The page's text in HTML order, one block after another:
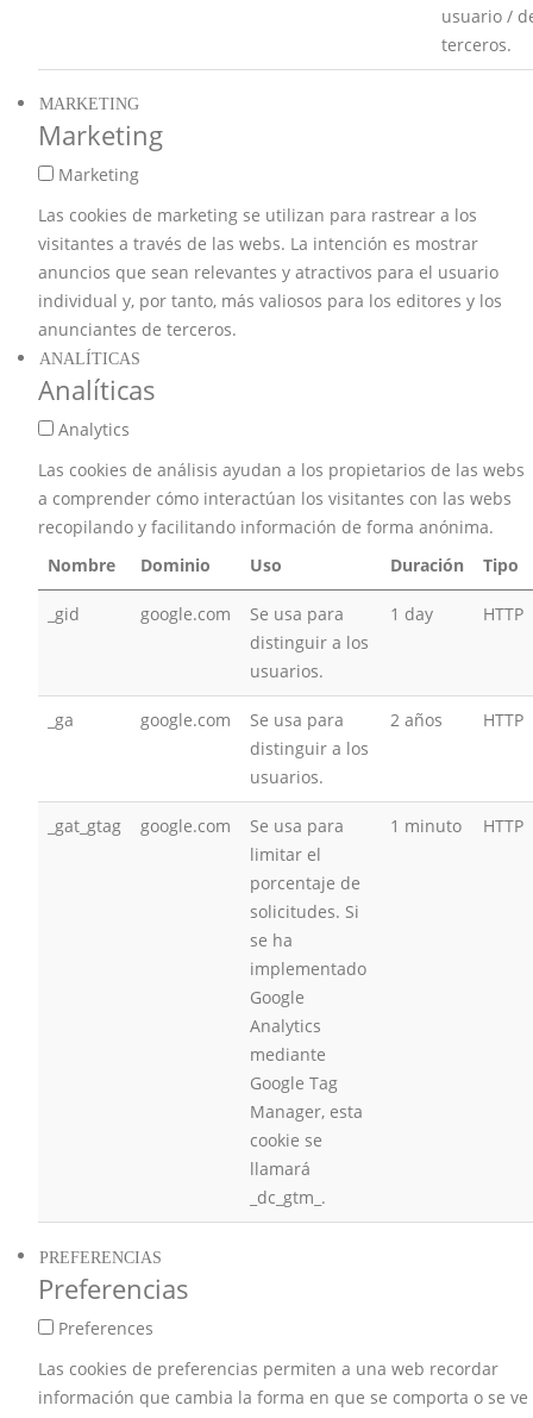
usuario /
terceros.
MARKETING
Marketing
Marketing
Las cookies de marketing se utilizan para rastrear a los
visitantes a través de las webs. La intención es mostrar
anuncios que sean relevantes y atractivos para el usuario
individual y, por tanto, más valiosos para los editores y los
anunciantes de terceros.
ANALÍTICAS
Analíticas
Analytics
Las cookies de análisis ayudan a los propietarios de las webs
a comprender cómo interactúan los visitantes con las webs
recopilando y facilitando información de forma anónima.
Nombre
Dominio Uso Duración Tipo
_gid google.com
Se usa para
distinguir a los
usuarios.
1 day HTTP
_ga google.com
Se usa para
distinguir a los
usuarios.
2 años HTTP
_gat_gtag google.com
Se usa para
limitar el
porcentaje de
solicitudes. Si
se ha
implementado
Google
Analytics
mediante
Google Tag
Manager, esta
cookie se
llamará
_dc_gtm_.
1 minuto HTTP
PREFERENCIAS
Preferencias
Preferences
Las cookies de preferencias permiten a una web recordar
información que cambia la forma en que se comporta o se ve